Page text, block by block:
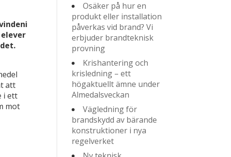
att
i ett
mot
Osäker på hur en
produkt eller installation
påverkas vid brand? Vi
erbjuder brandteknisk
provning
Krishantering och
krisledning – ett
högaktuellt ämne under
Almedalsveckan
Vägledning för
brandskydd av bärande
konstruktioner i nya
regelverket